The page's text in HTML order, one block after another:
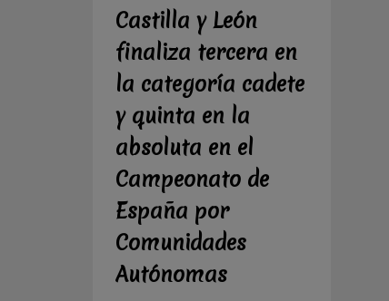
Castilla y León
finaliza tercera en
la categoría cadete
y quinta en la
absoluta en el
Campeonato de
España por
Comunidades
Autónomas